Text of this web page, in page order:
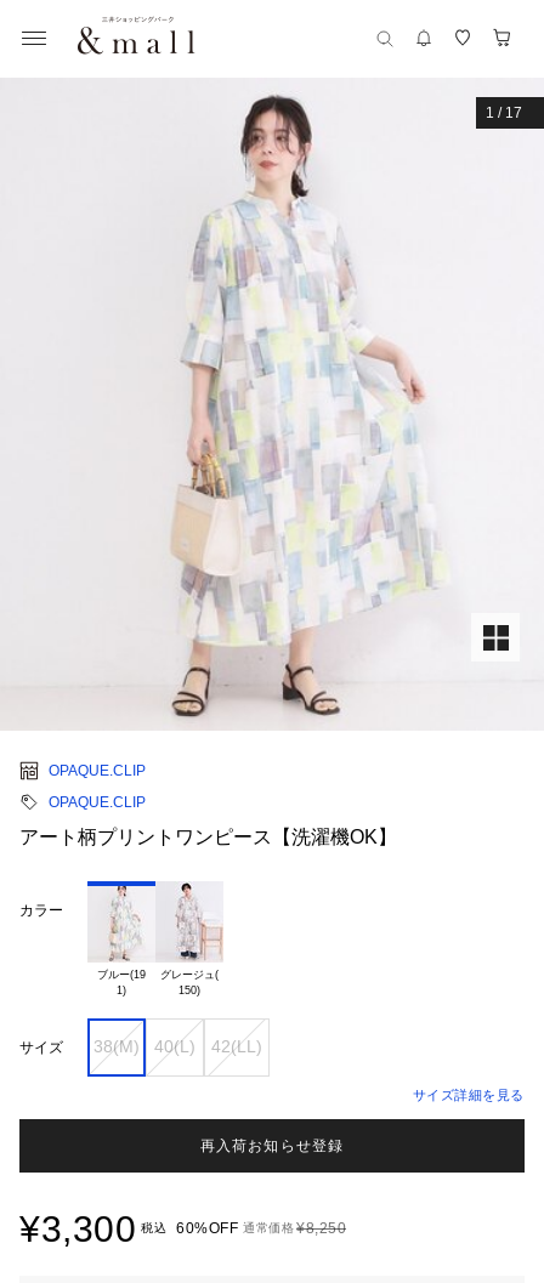
1 / 17
OPAQUE.CLIP
OPAQUE.CLIP
アート柄プリントワンピース【洗濯機OK】
カラー
ブルー(19
グレージュ(
サイズ 38(M) 40(L) 42(LL)
サイズ詳細を見る
再入荷お知らせ登録
¥3,300 税込 60%OFF 通常価格¥8,250